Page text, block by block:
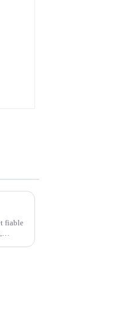
fiable